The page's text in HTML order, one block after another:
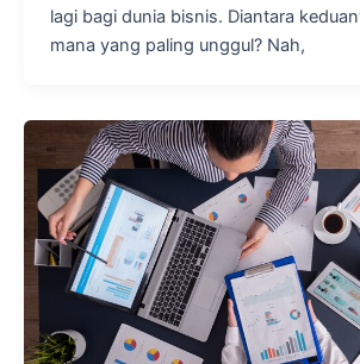
lagi bagi dunia bisnis. Diantara
mana yang paling unggul? Nah,